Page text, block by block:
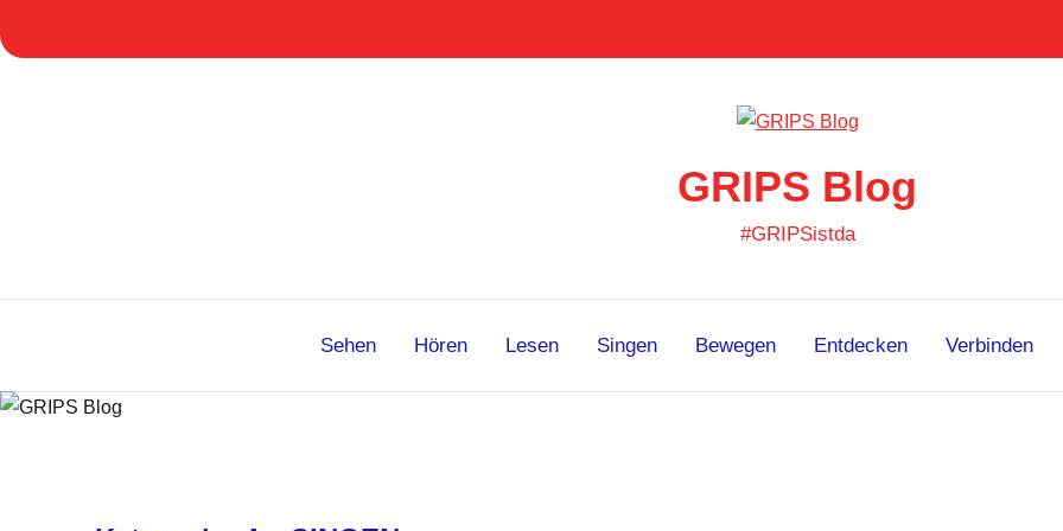
Inhalt
GRIPS Blog
#GRIPSistda
Sehen Hören Lesen Singen Bewegen Entdecken Verbinden